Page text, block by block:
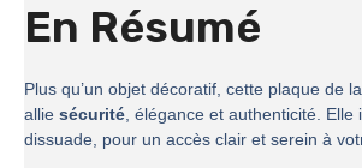
En Résumé
Plus qu’un objet décoratif, cette plaque de la
allie sécurité, élégance et authenticité. Elle
dissuade, pour un accès clair et serein à